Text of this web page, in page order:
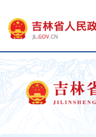
开
无
障
碍
说
明